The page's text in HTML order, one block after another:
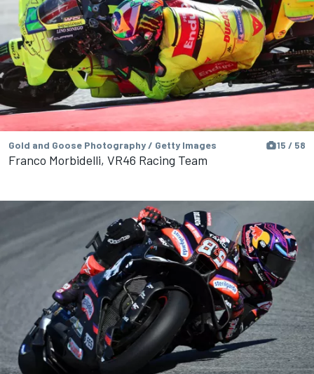
Gold and Goose Photography / Getty Images 15 / 58
Franco Morbidelli, VR46 Racing Team